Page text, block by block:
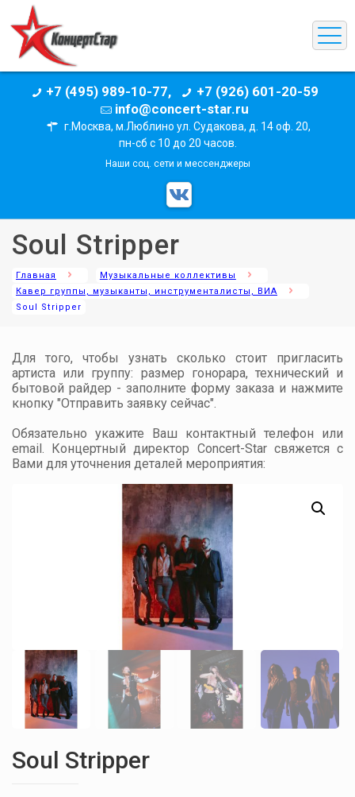
+7 (495) 989-10-77,
+7 (926) 601-20-59
info@concert-star.ru
г.Москва, м.Люблино ул. Судакова, д. 14 оф. 20,
пн-сб с 10 до 20 часов.
Наши соц. сети и мессенджеры
Soul Stripper
Главная
Музыкальные коллективы
Кавер группы, музыканты, инструменталисты, ВИА
Soul Stripper
Для того, чтобы узнать сколько стоит пригласить
артиста или группу: размер гонорара, технический и
бытовой райдер - заполните форму заказа и нажмите
кнопку "Отправить заявку сейчас".
Обязательно укажите Ваш контактный телефон или
email. Концертный директор Concert-Star свяжется с
Вами для уточнения деталей мероприятия:
Soul Stripper